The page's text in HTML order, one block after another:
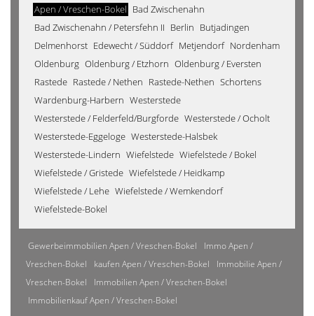
Apen / Vreschen-Bokel Bad Zwischenahn
Bad Zwischenahn / Petersfehn II Berlin Butjadingen
Delmenhorst Edewecht / Süddorf Metjendorf Nordenham
Oldenburg Oldenburg / Etzhorn Oldenburg / Eversten
Rastede Rastede / Nethen Rastede-Nethen Schortens
Wardenburg-Harbern Westerstede
Westerstede / Felderfeld/Burgforde Westerstede / Ocholt
Westerstede-Eggeloge Westerstede-Halsbek
Westerstede-Lindern Wiefelstede Wiefelstede / Bokel
Wiefelstede / Gristede Wiefelstede / Heidkamp
Wiefelstede / Lehe Wiefelstede / Wemkendorf
Wiefelstede-Bokel
Gewerbeimmobilien Apen / Vreschen-Bokel
Immo Apen /
Vreschen-Bokel
kaufen Apen / Vreschen-Bokel
Immobilie Apen /
Vreschen-Bokel
Immobilien Apen / Vreschen-Bokel
Immobilienkauf Apen / Vreschen-Bokel